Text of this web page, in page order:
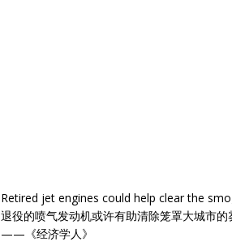
Retired jet engines could help clear the
退役的喷气发动机或许有助清除笼罩大城市的
——《经济学人》